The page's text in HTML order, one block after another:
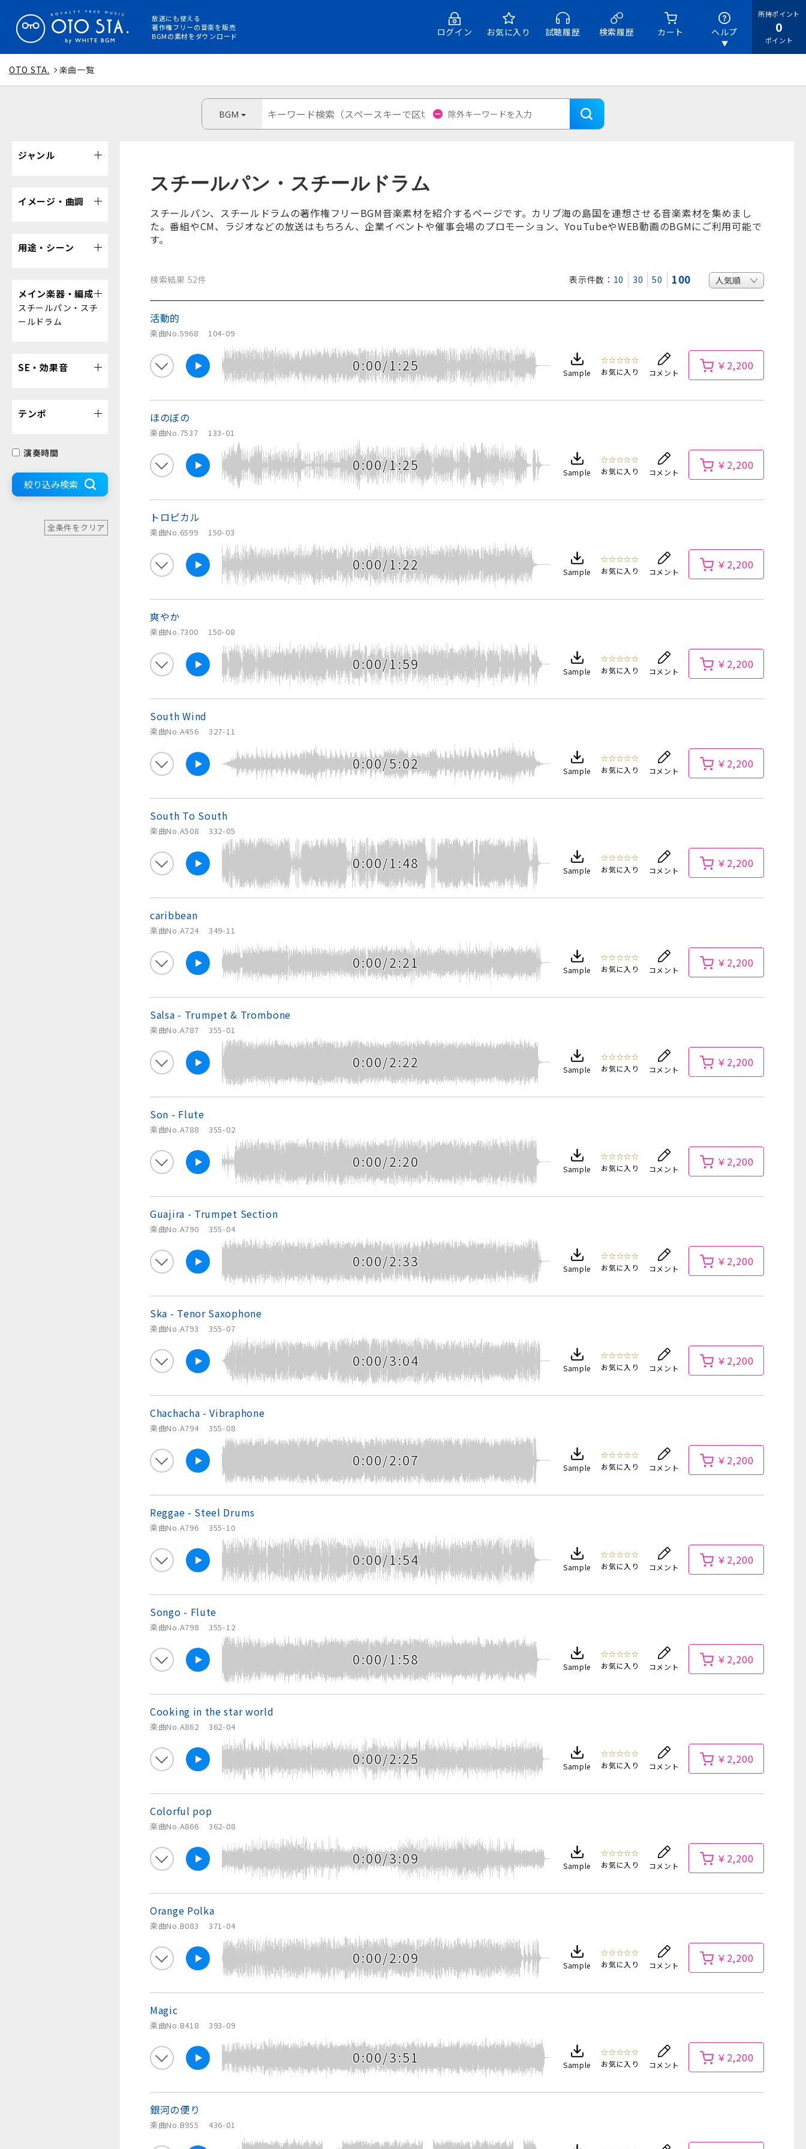
放送にも使える
著作権フリーの音楽を販売
BGMの素材をダウンロード
所持ポイント
0
ポイント
ログイン お気に入り 試聴履歴 検索履歴 カート ヘルプ
OTO STA. 楽曲一覧
BGM
スチールパン・スチールドラム
スチールパン、スチールドラムの著作権フリーBGM音楽素材を紹介するページです。カリブ海の島国を連想させる音楽素材を集めまし
た。番組やCM、ラジオなどの放送はもちろん、企業イベントや催事会場のプロモーション、YouTubeやWEB動画のBGMにご利用可能で
す。
検索結果 52件 表示件数： 10 30 50 100
活動的
楽曲No.5968 104-09
0:00/1:25 Sample
☆☆☆☆☆
お気に入り
コメント
￥2,200
ほのぼの
楽曲No.7537 133-01
0:00/1:25 Sample
☆☆☆☆☆
お気に入り
コメント
￥2,200
トロピカル
楽曲No.6599 150-03
0:00/1:22 Sample
☆☆☆☆☆
お気に入り
コメント
￥2,200
爽やか
楽曲No.7300 150-08
0:00/1:59 Sample
☆☆☆☆☆
お気に入り
コメント
￥2,200
South Wind
楽曲No.A456 327-11
0:00/5:02 Sample
☆☆☆☆☆
お気に入り
コメント
￥2,200
South To South
楽曲No.A508 332-05
0:00/1:48 Sample
☆☆☆☆☆
お気に入り
コメント
￥2,200
caribbean
楽曲No.A724 349-11
0:00/2:21 Sample
☆☆☆☆☆
お気に入り
コメント
￥2,200
Salsa - Trumpet & Trombone
楽曲No.A787 355-01
0:00/2:22 Sample
☆☆☆☆☆
お気に入り
コメント
￥2,200
Son - Flute
楽曲No.A788 355-02
0:00/2:20 Sample
☆☆☆☆☆
お気に入り
コメント
￥2,200
Guajira - Trumpet Section
楽曲No.A790 355-04
0:00/2:33 Sample
☆☆☆☆☆
お気に入り
コメント
￥2,200
Ska - Tenor Saxophone
楽曲No.A793 355-07
0:00/3:04 Sample
☆☆☆☆☆
お気に入り
コメント
￥2,200
Chachacha - Vibraphone
楽曲No.A794 355-08
0:00/2:07 Sample
☆☆☆☆☆
お気に入り
コメント
￥2,200
Reggae - Steel Drums
楽曲No.A796 355-10
0:00/1:54 Sample
☆☆☆☆☆
お気に入り
コメント
￥2,200
Songo - Flute
楽曲No.A798 355-12
0:00/1:58 Sample
☆☆☆☆☆
お気に入り
コメント
￥2,200
Cooking in the star world
楽曲No.A862 362-04
0:00/2:25 Sample
☆☆☆☆☆
お気に入り
コメント
￥2,200
Colorful pop
楽曲No.A866 362-08
0:00/3:09 Sample
☆☆☆☆☆
お気に入り
コメント
￥2,200
Orange Polka
楽曲No.B083 371-04
0:00/2:09 Sample
☆☆☆☆☆
お気に入り
コメント
￥2,200
Magic
楽曲No.B418 393-09
0:00/3:51 Sample
☆☆☆☆☆
お気に入り
コメント
￥2,200
銀河の便り
楽曲No.B955 436-01
ジャンル
イメージ・曲調
用途・シーン
メイン楽器・編成
スチールパン・スチ
ールドラム
SE・効果音
テンポ
演奏時間
絞り込み検索
全条件をクリア